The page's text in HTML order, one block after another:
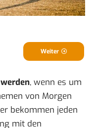
Weiter
, wenn es um
von Morgen
bekommen jeden
mit den